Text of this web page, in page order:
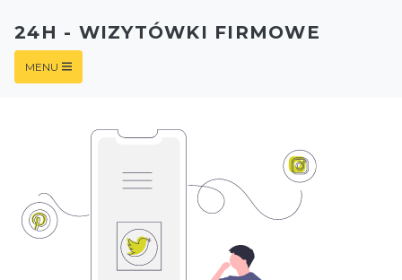
24H - WIZYTÓWKI FIRMOWE
MENU